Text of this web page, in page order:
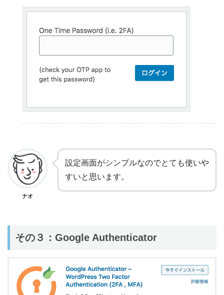
ナオ
設定画面がシンプルなのでとても使いや
すいと思います。
その３：Google Authenticator